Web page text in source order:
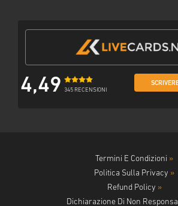
4,49 345 RECENSIONI
Termini E Condizioni »
Politica Sulla Privacy »
Refund Policy »
Dichiarazione Di Non